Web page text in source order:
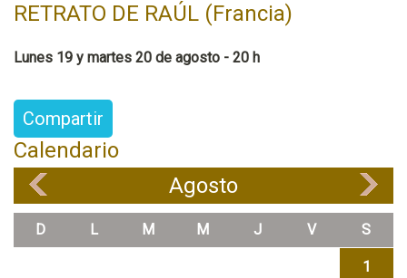
RETRATO DE RAÚL (Francia)
Lunes 19 y martes 20 de agosto - 20 h
Compartir
Calendario
Agosto
D L M M J V S
1